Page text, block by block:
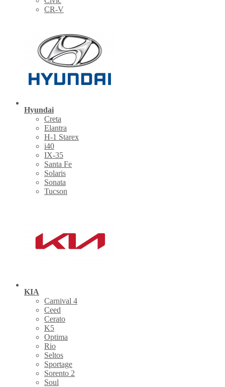
CR-V
Hyundai
Creta
Elantra
H-1 Starex
i40
IX-35
Santa Fe
Solaris
Sonata
Tucson
KIA
Carnival 4
Ceed
Cerato
K5
Optima
Rio
Seltos
Sportage
Sorento 2
Soul